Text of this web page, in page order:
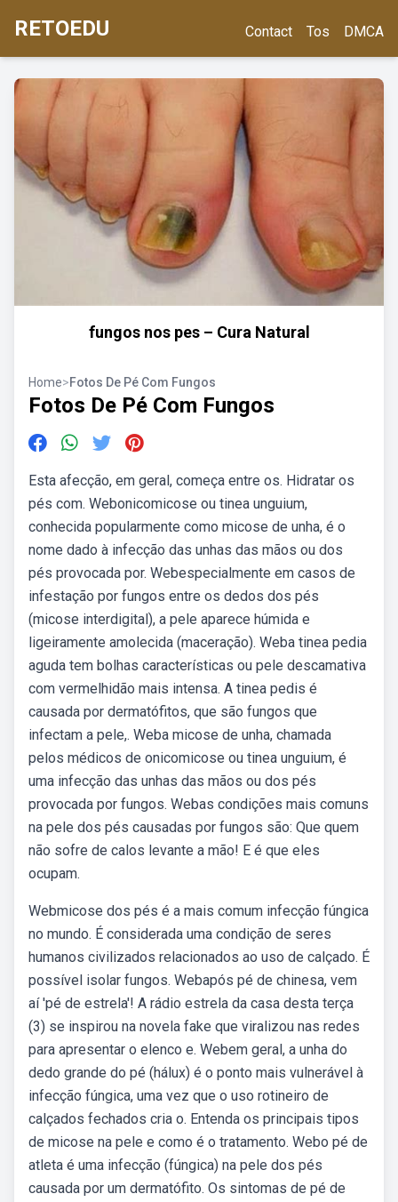
RETOEDU Contact Tos DMCA
fungos nos pes – Cura Natural
Home>Fotos De Pé Com Fungos
Fotos De Pé Com Fungos
Esta afecção, em geral, começa entre os. Hidratar os
pés com. Webonicomicose ou tinea unguium,
conhecida popularmente como micose de unha, é o
nome dado à infecção das unhas das mãos ou dos
pés provocada por. Webespecialmente em casos de
infestação por fungos entre os dedos dos pés
(micose interdigital), a pele aparece húmida e
ligeiramente amolecida (maceração). Weba tinea pedia
aguda tem bolhas características ou pele descamativa
com vermelhidão mais intensa. A tinea pedis é
causada por dermatófitos, que são fungos que
infectam a pele,. Weba micose de unha, chamada
pelos médicos de onicomicose ou tinea unguium, é
uma infecção das unhas das mãos ou dos pés
provocada por fungos. Webas condições mais comuns
na pele dos pés causadas por fungos são: Que quem
não sofre de calos levante a mão! E é que eles
ocupam.
Webmicose dos pés é a mais comum infecção fúngica
no mundo. É considerada uma condição de seres
humanos civilizados relacionados ao uso de calçado. É
possível isolar fungos. Webapós pé de chinesa, vem
aí 'pé de estrela'! A rádio estrela da casa desta terça
(3) se inspirou na novela fake que viralizou nas redes
para apresentar o elenco e. Webem geral, a unha do
dedo grande do pé (hálux) é o ponto mais vulnerável à
infecção fúngica, uma vez que o uso rotineiro de
calçados fechados cria o. Entenda os principais tipos
de micose na pele e como é o tratamento. Webo pé de
atleta é uma infecção (fúngica) na pele dos pés
causada por um dermatófito. Os sintomas de pé de